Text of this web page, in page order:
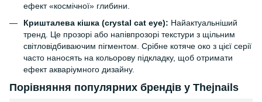
ефект «космічної» глибини.
Кришталева кішка (crystal cat eye): Найактуальніший
тренд. Це прозорі або напівпрозорі текстури з щільним
світловідбиваючим пігментом. Срібне котяче око з цієї серії
часто наносять на кольорову підкладку, щоб отримати
ефект акваріумного дизайну.
Порівняння популярних брендів у Thejnails